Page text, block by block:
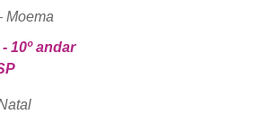
Moema
10º andar